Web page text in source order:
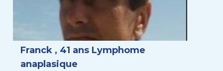
Franck , 41 ans Lymphome
anaplasique